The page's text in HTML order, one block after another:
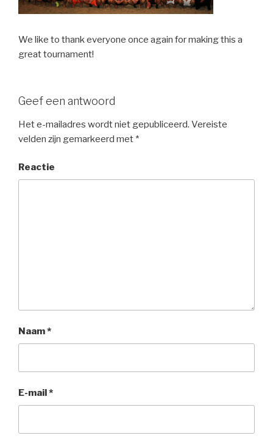
We like to thank everyone once again for making this a
great tournament!
Geef een antwoord
Het e-mailadres wordt niet gepubliceerd. Vereiste
velden zijn gemarkeerd met *
Reactie
Naam*
E-mail*